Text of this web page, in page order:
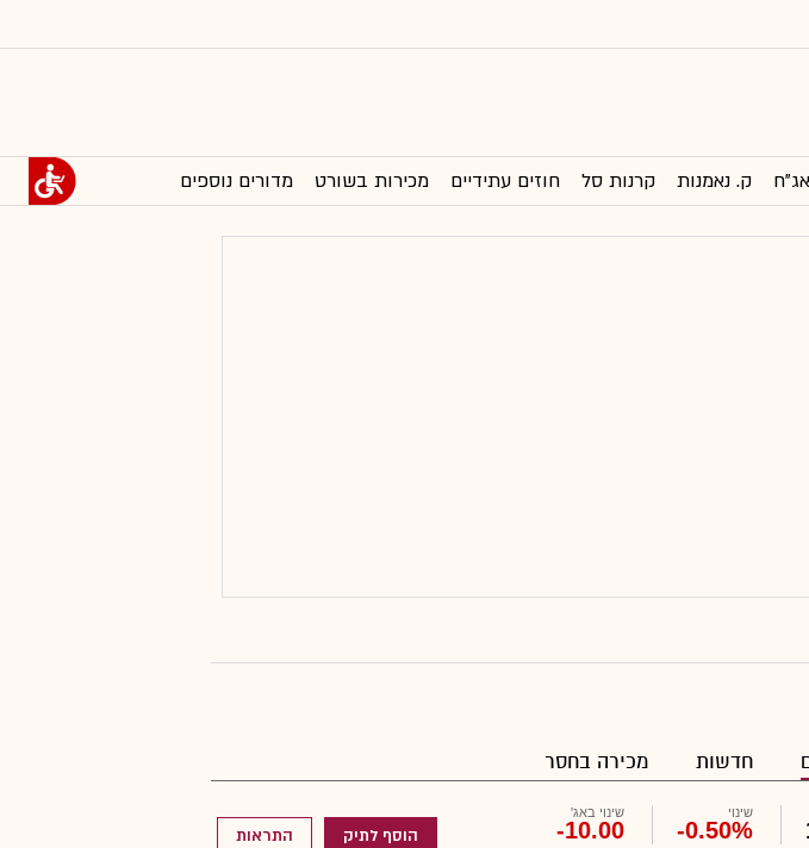
אג"ח ק. נאמנות קרנות סל חוזים עתידיים מכירות בשורט מדורים נוספים
חדשות מכירה בחסר
שינוי
-0.50%
שינוי באג'
-10.00 הוסף לתיק התראות